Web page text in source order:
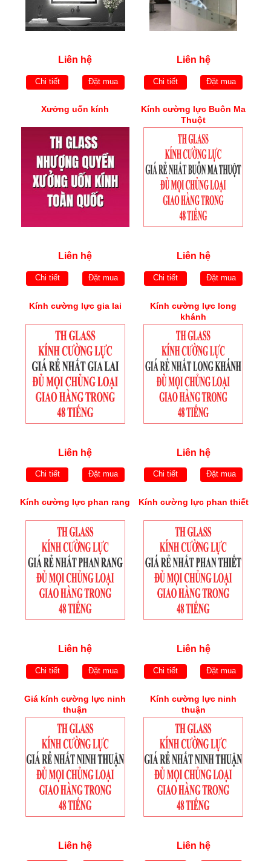
Liên hệ
Chi tiết Đặt mua
Liên hệ
Chi tiết Đặt mua
Xưởng uốn kính
Liên hệ
Chi tiết Đặt mua
Kính cường lực Buôn Ma
Thuột
Liên hệ
Chi tiết Đặt mua
Kính cường lực gia lai
Liên hệ
Chi tiết Đặt mua
Kính cường lực long
khánh
Liên hệ
Chi tiết Đặt mua
Kính cường lực phan rang
Liên hệ
Chi tiết Đặt mua
Kính cường lực phan thiết
Liên hệ
Chi tiết Đặt mua
Giá kính cường lực ninh
thuận
Liên hệ
Kính cường lực ninh
thuận
Liên hệ